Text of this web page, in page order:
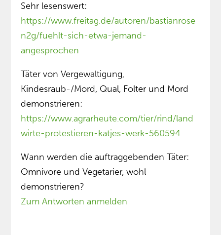
Sehr lesenswert:
https://www.freitag.de/autoren/bastianrose
n2g/fuehlt-sich-etwa-jemand-
angesprochen
Täter von Vergewaltigung,
Kindesraub-/Mord, Qual, Folter und Mord
demonstrieren:
https://www.agrarheute.com/tier/rind/land
wirte-protestieren-katjes-werk-560594
Wann werden die auftraggebenden Täter:
Omnivore und Vegetarier, wohl
demonstrieren?
Zum Antworten anmelden